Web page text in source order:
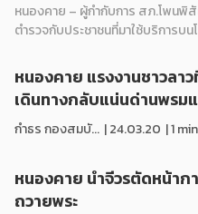
หนองคาย – ผู้กำกับการ สภ.โพนพิสั
ตำรวจกับประชาชนที่มาใช้บริการบ
หนองคาย แรงงานชาวลา
เดินทางกลับแน่นด่านพรม
กำธร กองสมบั... |24.03.20 | 1
หนองคาย นำจีวรตัดหน้าก
ถวายพระ